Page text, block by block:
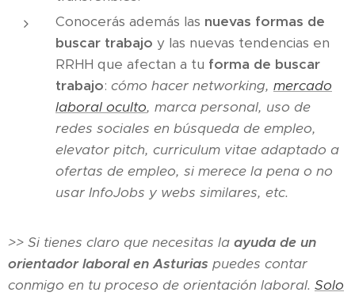
Conocerás además las nuevas formas de
buscar trabajo y las nuevas tendencias en
RRHH que afectan a tu forma de buscar
trabajo: cómo hacer networking, mercado
laboral oculto, marca personal, uso de
redes sociales en búsqueda de empleo,
elevator pitch, curriculum vitae adaptado a
ofertas de empleo, si merece la pena o no
usar InfoJobs y webs similares, etc.
>> Si tienes claro que necesitas la ayuda de un
orientador laboral en Asturias puedes contar
conmigo en tu proceso de orientación laboral. Solo